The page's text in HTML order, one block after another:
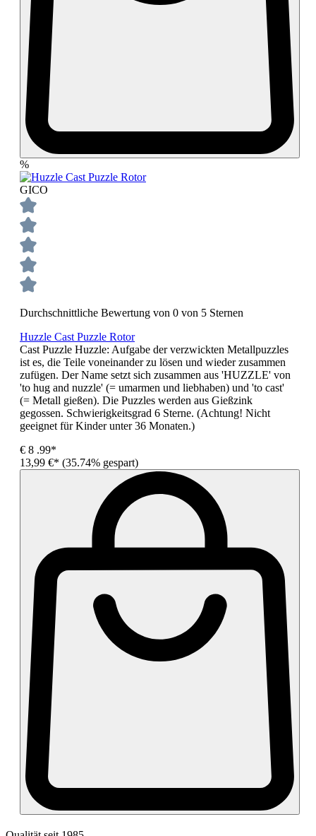
%
GICO
Durchschnittliche Bewertung von 0 von 5 Sternen
Huzzle Cast Puzzle Rotor
Cast Puzzle Huzzle: Aufgabe der verzwickten Metallpuzzles
ist es, die Teile voneinander zu lösen und wieder zusammen
zufügen. Der Name setzt sich zusammen aus 'HUZZLE' von
'to hug and nuzzle' (= umarmen und liebhaben) und 'to cast'
(= Metall gießen). Die Puzzles werden aus Gießzink
gegossen. Schwierigkeitsgrad 6 Sterne. (Achtung! Nicht
geeignet für Kinder unter 36 Monaten.)
€ 8 .99*
13,99 €* (35.74% gespart)